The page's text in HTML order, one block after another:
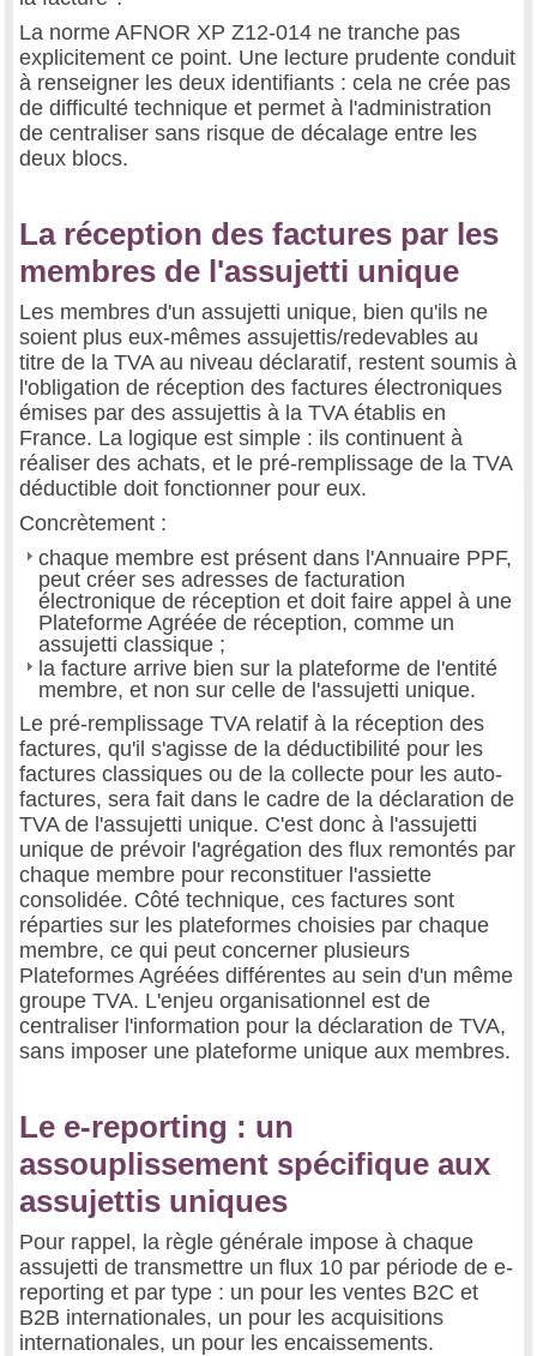
La norme AFNOR XP Z12-014 ne tranche pas
explicitement ce point. Une lecture prudente conduit
à renseigner les deux identifiants : cela ne crée pas
de difficulté technique et permet à l'administration
de centraliser sans risque de décalage entre les
deux blocs.
La réception des factures par les
membres de l'assujetti unique
Les membres d'un assujetti unique, bien qu'ils ne
soient plus eux-mêmes assujettis/redevables au
titre de la TVA au niveau déclaratif, restent soumis à
l'obligation de réception des factures électroniques
émises par des assujettis à la TVA établis en
France. La logique est simple : ils continuent à
réaliser des achats, et le pré-remplissage de la TVA
déductible doit fonctionner pour eux.
Concrètement :
chaque membre est présent dans l'Annuaire PPF,
peut créer ses adresses de facturation
électronique de réception et doit faire appel à une
Plateforme Agréée de réception, comme un
assujetti classique ;
la facture arrive bien sur la plateforme de l'entité
membre, et non sur celle de l'assujetti unique.
Le pré-remplissage TVA relatif à la réception des
factures, qu'il s'agisse de la déductibilité pour les
factures classiques ou de la collecte pour les auto-
factures, sera fait dans le cadre de la déclaration de
TVA de l'assujetti unique. C'est donc à l'assujetti
unique de prévoir l'agrégation des flux remontés par
chaque membre pour reconstituer l'assiette
consolidée. Côté technique, ces factures sont
réparties sur les plateformes choisies par chaque
membre, ce qui peut concerner plusieurs
Plateformes Agréées différentes au sein d'un même
groupe TVA. L'enjeu organisationnel est de
centraliser l'information pour la déclaration de TVA,
sans imposer une plateforme unique aux membres.
Le e-reporting : un
assouplissement spécifique aux
assujettis uniques
Pour rappel, la règle générale impose à chaque
assujetti de transmettre un flux 10 par période de e-
reporting et par type : un pour les ventes B2C et
B2B internationales, un pour les acquisitions
internationales, un pour les encaissements.